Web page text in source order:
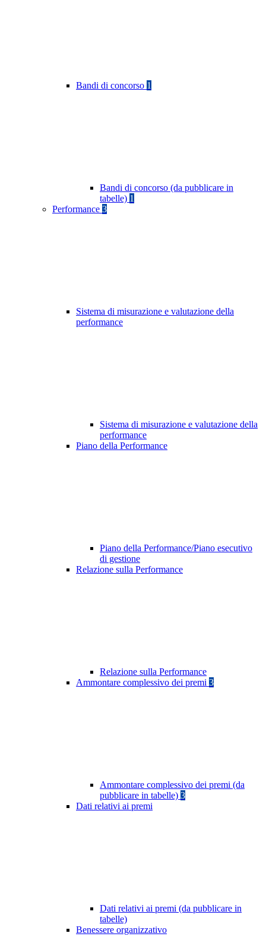
Bandi di concorso 1
Bandi di concorso (da pubblicare in
tabelle) 1
Performance 3
Sistema di misurazione e valutazione della
performance
Sistema di misurazione e valutazione della
performance
Piano della Performance
Piano della Performance/Piano esecutivo
di gestione
Relazione sulla Performance
Relazione sulla Performance
Ammontare complessivo dei premi 3
Ammontare complessivo dei premi (da
pubblicare in tabelle) 3
Dati relativi ai premi
Dati relativi ai premi (da pubblicare in
tabelle)
Benessere organizzativo